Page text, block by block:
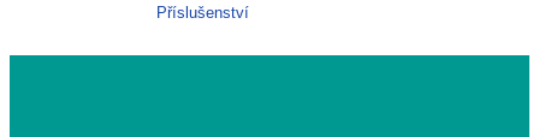
Příslušenství